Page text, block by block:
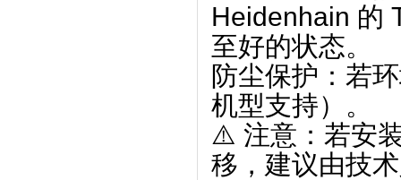
Heidenhain 的
至好的状态。
防尘保护‌：若
机型支持）。
⚠️ 注意：若安
移，建议由技